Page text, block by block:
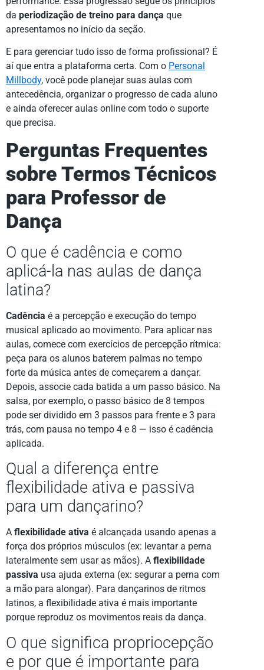
da periodização de treino para dança que
apresentamos no início da seção.
E para gerenciar tudo isso de forma profissional? É
aí que entra a plataforma certa. Com o Personal
Millbody, você pode planejar suas aulas com
antecedência, organizar o progresso de cada aluno
e ainda oferecer aulas online com todo o suporte
que precisa.
Perguntas Frequentes
sobre Termos Técnicos
para Professor de
Dança
O que é cadência e como
aplicá-la nas aulas de dança
latina?
Cadência é a percepção e execução do tempo
musical aplicado ao movimento. Para aplicar nas
aulas, comece com exercícios de percepção rítmica:
peça para os alunos baterem palmas no tempo
forte da música antes de começarem a dançar.
Depois, associe cada batida a um passo básico. Na
salsa, por exemplo, o passo básico de 8 tempos
pode ser dividido em 3 passos para frente e 3 para
trás, com pausa no tempo 4 e 8 — isso é cadência
aplicada.
Qual a diferença entre
flexibilidade ativa e passiva
para um dançarino?
A flexibilidade ativa é alcançada usando apenas a
força dos próprios músculos (ex: levantar a perna
lateralmente sem usar as mãos). A flexibilidade
passiva usa ajuda externa (ex: segurar a perna com
a mão para alongar). Para dançarinos de ritmos
latinos, a flexibilidade ativa é mais importante
porque reproduz os movimentos reais da dança.
O que significa propriocepção
e por que é importante para